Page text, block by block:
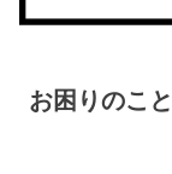
お困りのこ